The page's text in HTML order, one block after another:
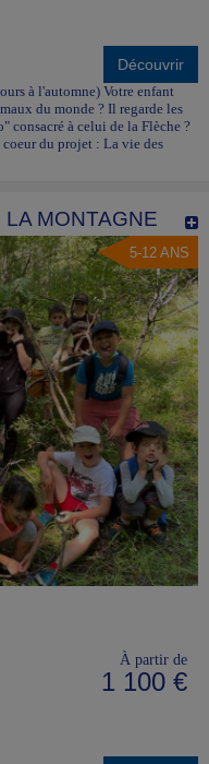
Découvrir
à l'automne) Votre enfant
du monde ? Il regarde les
consacré à celui de la Flèche ?
du projet : La vie des
MONTAGNE
5-12 ANS
À partir de
1 100 €